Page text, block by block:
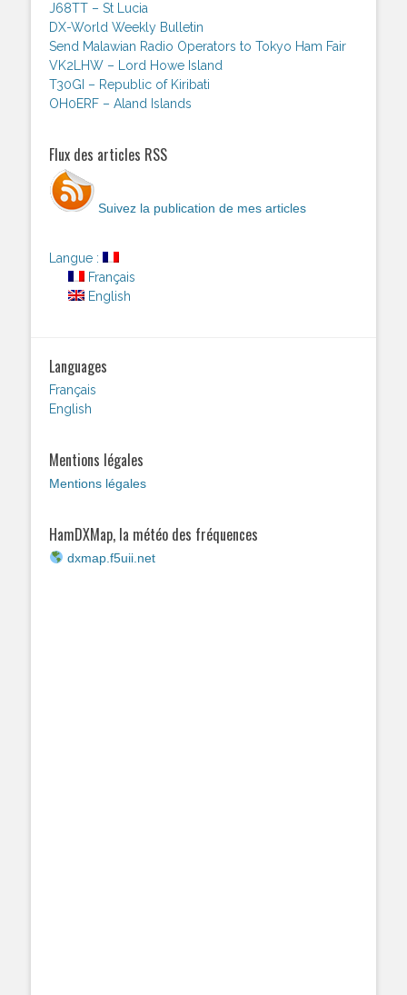
J68TT – St Lucia
DX-World Weekly Bulletin
Send Malawian Radio Operators to Tokyo Ham Fair
VK2LHW – Lord Howe Island
T30GI – Republic of Kiribati
OH0ERF – Aland Islands
Flux des articles RSS
Suivez la publication de mes articles
Langue :
Français
English
Languages
Français
English
Mentions légales
Mentions légales
HamDXMap, la météo des fréquences
dxmap.f5uii.net